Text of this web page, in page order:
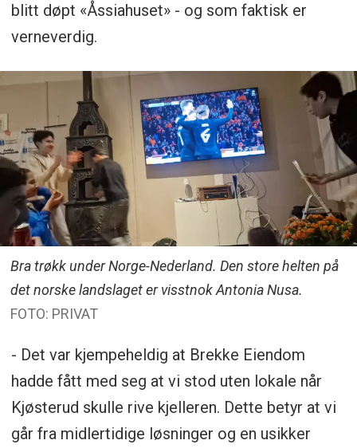
blitt døpt «Åssiahuset» - og som faktisk er
verneverdig.
Bra trøkk under Norge-Nederland. Den store helten på
det norske landslaget er visstnok Antonia Nusa.
FOTO: PRIVAT
- Det var kjempeheldig at Brekke Eiendom
hadde fått med seg at vi stod uten lokale når
Kjøsterud skulle rive kjelleren. Dette betyr at vi
går fra midlertidige løsninger og en usikker